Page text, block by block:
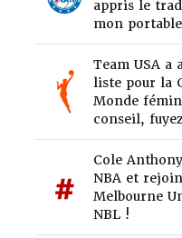
appris le
mon
Team USA a
liste pour la
Monde
conseil, fuyez
Cole
NBA et
Melbourne
NBL !